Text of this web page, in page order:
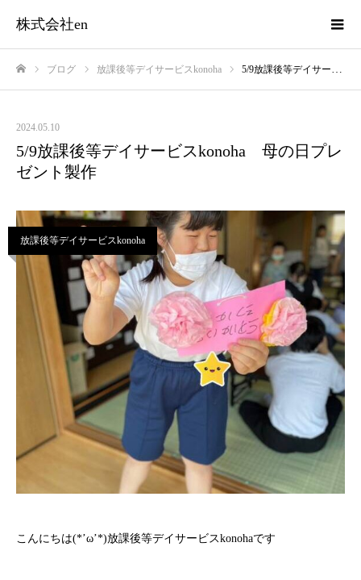
株式会社en
ブログ 放課後等デイサービスkonoha 5/9放課後等デイサービスkonoha 母の日プレゼント製作
2024.05.10
5/9放課後等デイサービスkonoha 母の日プレ
ゼント製作
放課後等デイサービスkonoha
こんにちは(*’ω’*)放課後等デイサービスkonohaです